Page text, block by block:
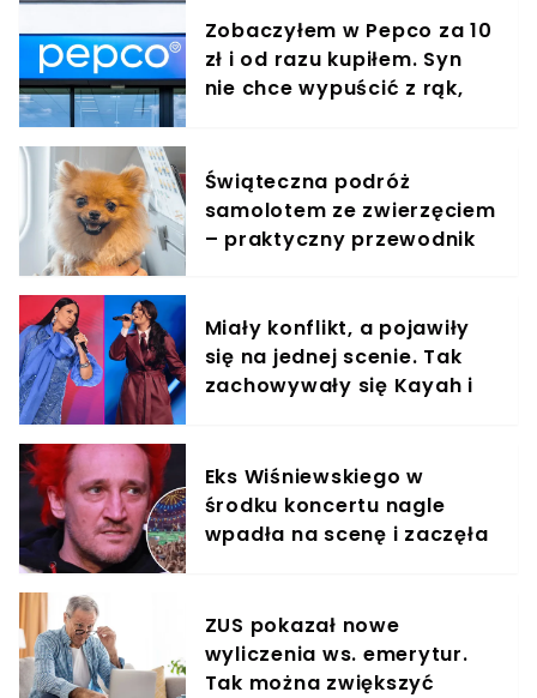
Zobaczyłem w Pepco za 10
zł i od razu kupiłem. Syn
nie chce wypuścić z rąk,
Świąteczna podróż
samolotem ze zwierzęciem
– praktyczny przewodnik
Miały konflikt, a pojawiły
się na jednej scenie. Tak
zachowywały się Kayah i
Eks Wiśniewskiego w
środku koncertu nagle
wpadła na scenę i zaczęła
ZUS pokazał nowe
wyliczenia ws. emerytur.
Tak można zwiększyć